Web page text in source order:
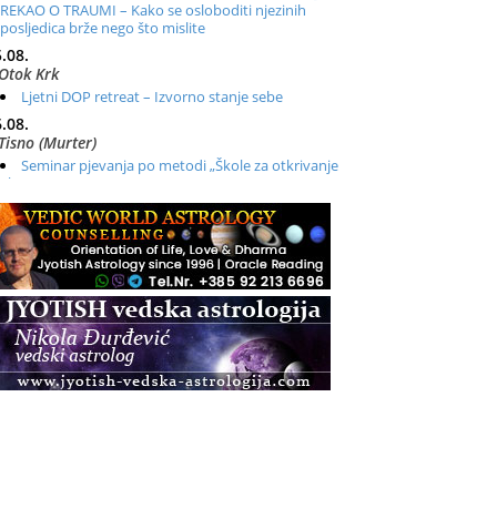
REKAO O TRAUMI – Kako se osloboditi njezinih
posljedica brže nego što mislite
Otok Krk
Ljetni DOP retreat – Izvorno stanje sebe
Tisno (Murter)
Seminar pjevanja po metodi „Škole za otkrivanje
glasa“
Radionica: Pomagači iz drugih dimenzija Online –
otvoreno za sve
Zagreb+Online
Osnovni ThetaHealing® tečaj, Zagreb i Online
Pula